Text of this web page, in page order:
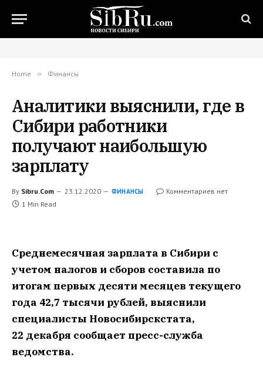
Home » Финансы
Аналитики выяснили, где в
Сибири работники
получают наибольшую
зарплату
By Sibru.Com 23.12.2020 ФИНАНСЫ
Комментариев нет
1 Min Read
Среднемесячная зарплата в Сибири с
учетом налогов и сборов составила по
итогам первых десяти месяцев текущего
года 42,7 тысячи рублей, выяснили
специалисты Новосибирскстата,
22 декабря сообщает пресс-служба
ведомства.